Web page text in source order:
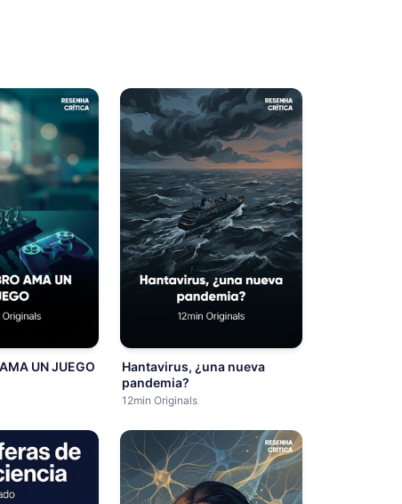
UN JUEGO
Hantavirus, ¿una nueva
pandemia?
12min Originals